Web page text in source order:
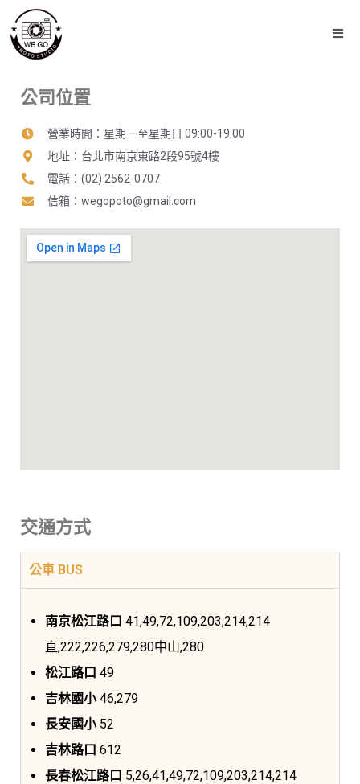
公司位置
營業時間：星期一至星期日 09:00-19:00
地址：台北市南京東路2段95號4樓
電話：(02) 2562-0707
信箱： wegopoto@gmail.com
交通方式
公車 BUS
南京松江路口 41,49,72,109,203,214,214
直,222,226,279,280中山,280
松江路口 49
吉林國小46,279
長安國小52
吉林路口 612
長春松江路口 5,26,41,49,72,109,203,214,214